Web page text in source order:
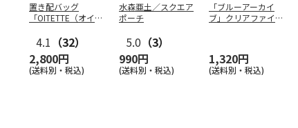
置き配バッグ
「OITETTE（オイテ
4.1 （32）
2,800円
(送料別・税込)
水森亜土／スクエア
ポーチ
5.0 （3）
990円
(送料別・税込)
「ブルーアーカイ
ブ」クリアファイル
1,320円
(送料別・税込)